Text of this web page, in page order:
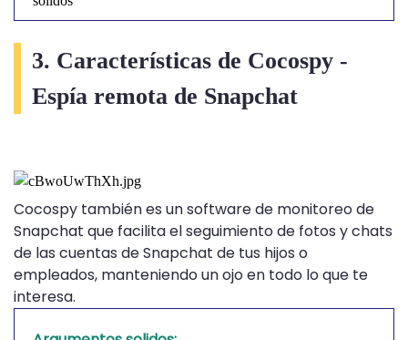
3. Características de Cocospy -
Espía remota de Snapchat
Cocospy también es un software de monitoreo de
Snapchat que facilita el seguimiento de fotos y chats
de las cuentas de Snapchat de tus hijos o
empleados, manteniendo un ojo en todo lo que te
interesa.